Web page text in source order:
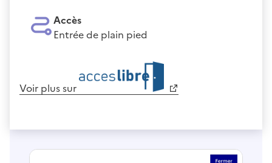
Accès
Entrée de plain pied
Voir plus sur